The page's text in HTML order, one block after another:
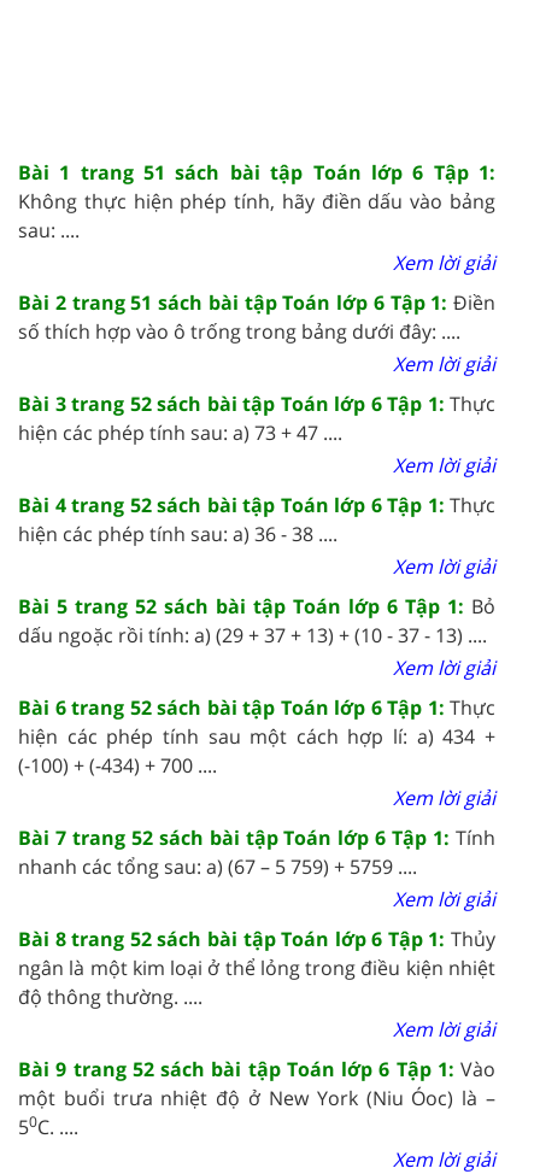
Bài 1 trang 51 sách bài tập Toán lớp 6 Tập 1:
Không thực hiện phép tính, hãy điền dấu vào bảng
sau: ....
Xem lời giải
Bài 2 trang 51 sách bài tập Toán lớp 6 Tập 1: Điền
số thích hợp vào ô trống trong bảng dưới đây: ....
Xem lời giải
Bài 3 trang 52 sách bài tập Toán lớp 6 Tập 1: Thực
hiện các phép tính sau: a) 73 + 47 ....
Xem lời giải
Bài 4 trang 52 sách bài tập Toán lớp 6 Tập 1: Thực
hiện các phép tính sau: a) 36 - 38 ....
Xem lời giải
Bài 5 trang 52 sách bài tập Toán lớp 6 Tập 1: Bỏ
dấu ngoặc rồi tính: a) (29 + 37 + 13) + (10 - 37 - 13) ....
Xem lời giải
Bài 6 trang 52 sách bài tập Toán lớp 6 Tập 1: Thực
hiện các phép tính sau một cách hợp lí: a) 434 +
(-100) + (-434) + 700 ....
Xem lời giải
Bài 7 trang 52 sách bài tập Toán lớp 6 Tập 1: Tính
nhanh các tổng sau: a) (67 – 5 759) + 5759 ....
Xem lời giải
Bài 8 trang 52 sách bài tập Toán lớp 6 Tập 1: Thủy
ngân là một kim loại ở thể lỏng trong điều kiện nhiệt
độ thông thường. ....
Xem lời giải
Bài 9 trang 52 sách bài tập Toán lớp 6 Tập 1: Vào
một buổi trưa nhiệt độ ở New York (Niu Óoc) là –
50C. ....
Xem lời giải